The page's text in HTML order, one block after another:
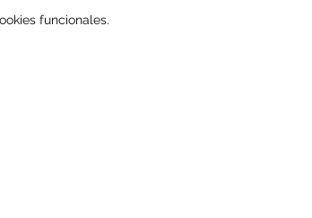
funcionales.